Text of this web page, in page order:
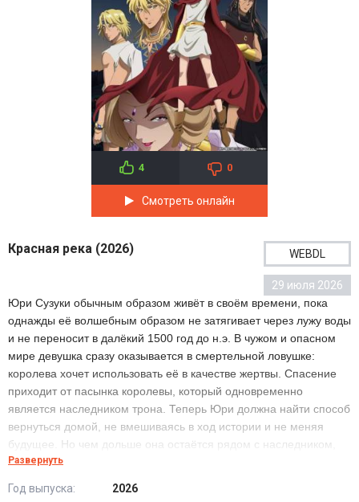
4 0
Смотреть онлайн
Красная река (2026) WEBDL
29 июля 2026
Юри Сузуки обычным образом живёт в своём времени, пока
однажды её волшебным образом не затягивает через лужу воды
и не переносит в далёкий 1500 год до н.э. В чужом и опасном
мире девушка сразу оказывается в смертельной ловушке:
королева хочет использовать её в качестве жертвы. Спасение
приходит от пасынка королевы, который одновременно
является наследником трона. Теперь Юри должна найти способ
вернуться домой, не вмешиваясь в ход истории и не меняя
будущее. Но чем дольше она остаётся рядом с наследником,
тем труднее ей сохранить дистанцию. Сможет ли Юри
Развернуть
Год выпуска:
2026